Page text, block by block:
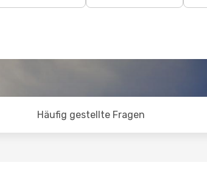
Häufig gestellte Fragen